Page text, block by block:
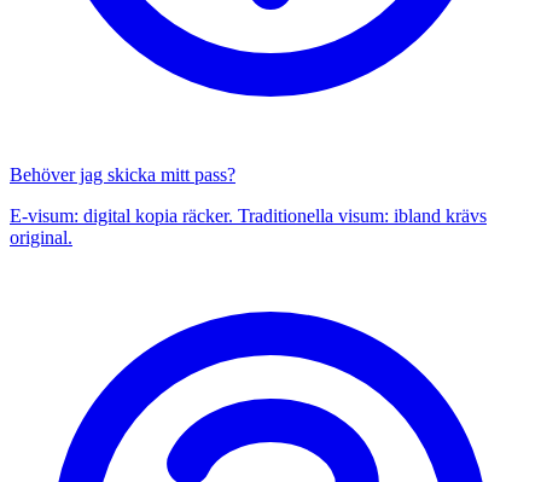
Behöver jag skicka mitt pass?
E-visum: digital kopia räcker. Traditionella visum: ibland krävs
original.